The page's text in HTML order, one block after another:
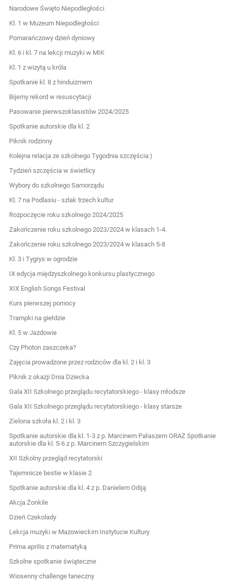
Narodowe Święto Niepodległości
Kl. 1 w Muzeum Niepodległości
Pomarańczowy dzień dyniowy
Kl. 6 i kl. 7 na lekcji muzyki w MIK
Kl. 1 z wizytą u króla
Spotkanie kl. 8 z hinduizmem
Bijemy rekord w resuscytacji
Pasowanie pierwszoklasistów 2024/2025
Spotkanie autorskie dla kl. 2
Piknik rodzinny
Kolejna relacja ze szkolnego Tygodnia szczęścia:)
Tydzień szczęścia w świetlicy
Wybory do szkolnego Samorządu
Kl. 7 na Podlasiu - szlak trzech kultur
Rozpoczęcie roku szkolnego 2024/2025
Zakończenie roku szkolnego 2023/2024 w klasach 1-4.
Zakończenie roku szkolnego 2023/2024 w klasach 5-8
Kl. 3 i Tygrys w ogrodzie
IX edycja międzyszkolnego konkursu plastycznego
XIX English Songs Festival
Kurs pierwszej pomocy
Trampki na giełdzie
Kl. 5 w Jazdowie
Czy Photon zaszczeka?
Zajęcia prowadzone przez rodziców dla kl. 2 i kl. 3
Piknik z okazji Dnia Dziecka
Gala XII Szkolnego przeglądu recytatorskiego - klasy młodsze
Gala XII Szkolnego przeglądu recytatorskiego - klasy starsze
Zielona szkoła kl. 2 i kl. 3
Spotkanie autorskie dla kl. 1-3 z p. Marcinem Pałaszem ORAZ Spotkanie
autorskie dla kl. 5-6 z p. Marcinem Szczygielskim
XII Szkolny przegląd recytatorski
Tajemnicze bestie w klasie 2
Spotkanie autorskie dla kl. 4 z p. Danielem Odiją
Akcja Żonkile
Dzień Czekolady
Lekcja muzyki w Mazowieckim Instytucie Kultury
Prima aprilis z matematyką
Szkolne spotkanie świąteczne
Wiosenny challenge taneczny